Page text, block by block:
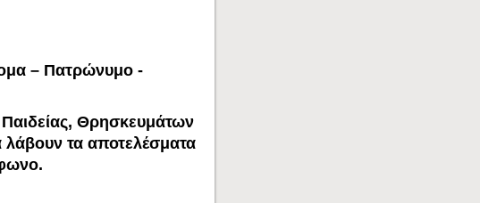
– Πατρώνυμο -
Θρησκευμάτων
λάβουν τα αποτελέσματα